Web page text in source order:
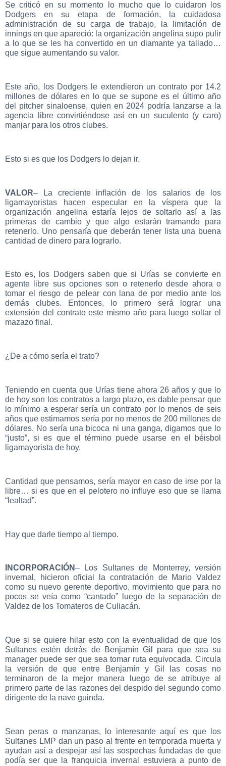
Se criticó en su momento lo mucho que lo cuidaron los
Dodgers en su etapa de formación, la cuidadosa
administración de su carga de trabajo, la limitación de
innings en que apareció: la organización angelina supo pulir
a lo que se les ha convertido en un diamante ya tallado…
que sigue aumentando su valor.
Este año, los Dodgers le extendieron un contrato por 14.2
millones de dólares en lo que se supone es el último año
del pitcher sinaloense, quien en 2024 podría lanzarse a la
agencia libre convirtiéndose así en un suculento (y caro)
manjar para los otros clubes.
Esto si es que los Dodgers lo dejan ir.
VALOR– La creciente inflación de los salarios de los
ligamayoristas hacen especular en la víspera que la
organización angelina estaría lejos de soltarlo así a las
primeras de cambio y que algo estarán tramando para
retenerlo. Uno pensaría que deberán tener lista una buena
cantidad de dinero para lograrlo.
Esto es, los Dodgers saben que si Urías se convierte en
agente libre sus opciones son o retenerlo desde ahora o
tomar el riesgo de pelear con lana de por medio ante los
demás clubes. Entonces, lo primero será lograr una
extensión del contrato este mismo año para luego soltar el
mazazo final.
¿De a cómo sería el trato?
Teniendo en cuenta que Urías tiene ahora 26 años y que lo
de hoy son los contratos a largo plazo, es dable pensar que
lo mínimo a esperar sería un contrato por lo menos de seis
años que estimamos sería por no menos de 200 millones de
dólares. No sería una bicoca ni una ganga, digamos que lo
“justo”, si es que el término puede usarse en el béisbol
ligamayorista de hoy.
Cantidad que pensamos, sería mayor en caso de irse por la
libre… si es que en el pelotero no influye eso que se llama
“lealtad”.
Hay que darle tiempo al tiempo.
INCORPORACIÓN– Los Sultanes de Monterrey, versión
invernal, hicieron oficial la contratación de Mario Valdez
como su nuevo gerente deportivo, movimiento que para no
pocos se veía como “cantado” luego de la separación de
Valdez de los Tomateros de Culiacán.
Que si se quiere hilar esto con la eventualidad de que los
Sultanes estén detrás de Benjamín Gil para que sea su
manager puede ser que sea tomar ruta equivocada. Circula
la versión de que entre Benjamín y Gil las cosas no
terminaron de la mejor manera luego de se atribuye al
primero parte de las razones del despido del segundo como
dirigente de la nave guinda.
Sean peras o manzanas, lo interesante aquí es que los
Sultanes LMP dan un paso al frente en temporada muerta y
ayudan así a despejar así las sospechas fundadas de que
podía ser que la franquicia invernal estuviera a punto de